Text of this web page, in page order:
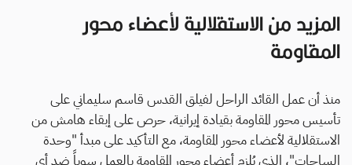
المزيد من الاستقلالية لأعضاء محور
المقاومة
منذ أن عمل القائد الراحل لفيلق القدس قاسم سليماني على
تأسيس محور المقاومة بقيادة إيرانية، حرص على إبقاء هامش من
الاستقلالية لأعضاء محور المقاومة، مع التأكيد على مبدأ "وحدة
الساحات"، الذي يُلزم أعضاء محور المقاومة بالعمل سوياً ضد أي
الايميل
ما التصحيح؟ قم بوصف الخطأ هنا بما لا يتجاوز ألف
حرف